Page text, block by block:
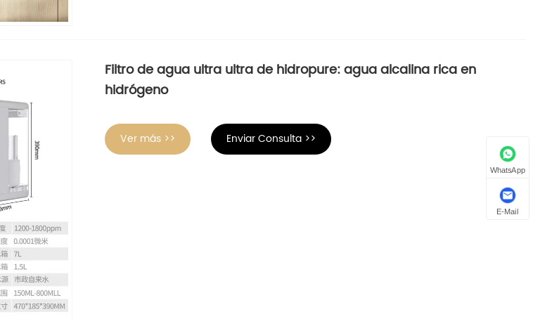
Filtro de agua ultra ultra de hidropure: agua alcalina rica en
hidrógeno
Ver más >> Enviar Consulta >>
WhatsApp
E-Mail